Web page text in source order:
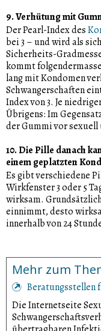
9. Verhütung mit
Der Pearl-Index des
bei 3 – und wird als
Sicherheits-
kommt
lang mit Kondomen
Schwangerschaften
Index von 3. Je
Übrigens: Im
der Gummi vor
10. Die Pille danach
einem geplatzten
Es gibt verschiedene
Wirkfenster 3 oder 5
wirksam.
einnimmt, desto
innerhalb von 24
Mehr zum
Beratungsstellen
Die Internetseite